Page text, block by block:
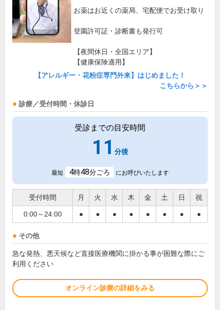
お薬はお近くの薬局、宅配便でお受け取り
登園許可証・診断書も発行可
【夜間休日・全国エリア】
【健康保険適用】
【アレルギー・花粉症専門外来】はじめました！
こちらから＞＞
診療／受付時間・休診日
受診までの目安時間
11 分後
最短 4時48分ごろ にお呼びいたします
受付時間 月 火 水 木 金 土 日 祝
0:00～24:00 ● ● ● ● ● ● ● ●
その他
急な発熱、悪天候など直接医療機関に掛かる事が困難な際にご
利用ください
オンライン診療の詳細をみる